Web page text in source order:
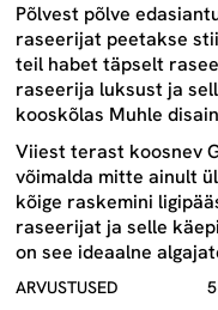
Põlvest põlve
raseerijat peetakse
teil habet täpselt
raseerija luksust ja
kooskõlas Muhle
Viiest terast koosnev
võimalda mitte ainult
kõige raskemini
raseerijat ja selle
on see ideaalne
ARVUSTUSED 5